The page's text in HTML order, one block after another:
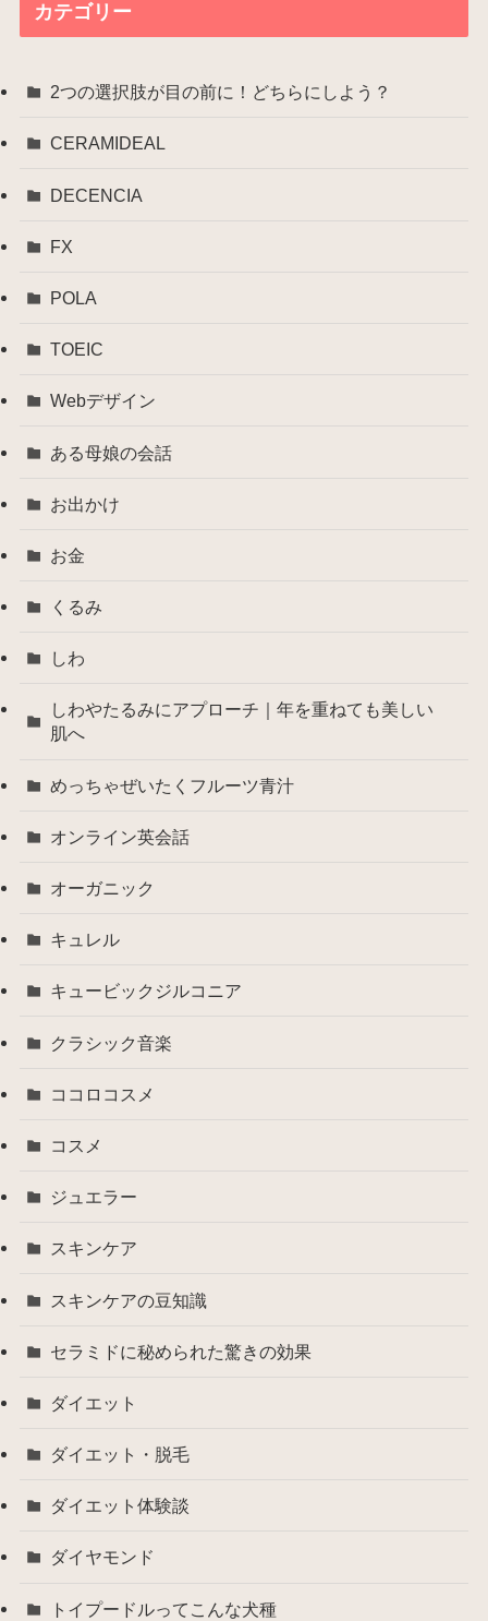
カテゴリー
2つの選択肢が目の前に！どちらにしよう？
CERAMIDEAL
DECENCIA
FX
POLA
TOEIC
Webデザイン
ある母娘の会話
お出かけ
お金
くるみ
しわ
しわやたるみにアプローチ｜年を重ねても美しい
肌へ
めっちゃぜいたくフルーツ青汁
オンライン英会話
オーガニック
キュレル
キュービックジルコニア
クラシック音楽
ココロコスメ
コスメ
ジュエラー
スキンケア
スキンケアの豆知識
セラミドに秘められた驚きの効果
ダイエット
ダイエット・脱毛
ダイエット体験談
ダイヤモンド
トイプードルってこんな犬種